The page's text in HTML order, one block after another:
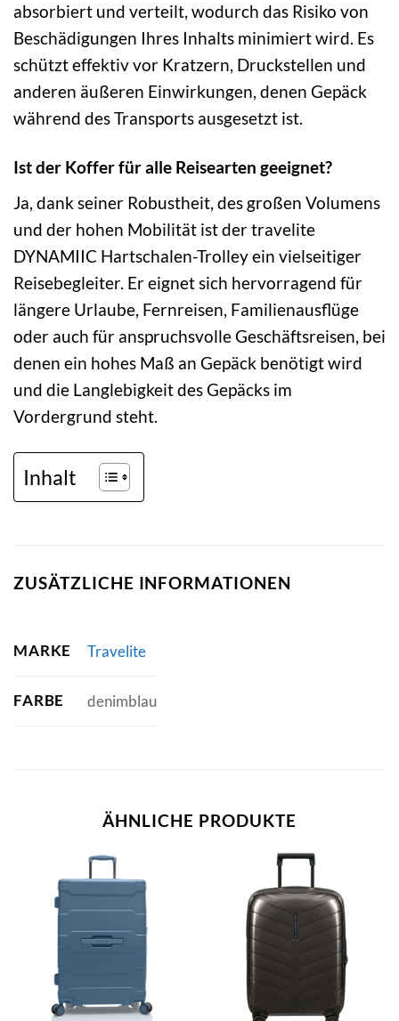
absorbiert und verteilt, wodurch das Risiko von
Beschädigungen Ihres Inhalts minimiert wird. Es
schützt effektiv vor Kratzern, Druckstellen und
anderen äußeren Einwirkungen, denen Gepäck
während des Transports ausgesetzt ist.
Ist der Koffer für alle Reisearten geeignet?
Ja, dank seiner Robustheit, des großen Volumens
und der hohen Mobilität ist der travelite
DYNAMIIC Hartschalen-Trolley ein vielseitiger
Reisebegleiter. Er eignet sich hervorragend für
längere Urlaube, Fernreisen, Familienausflüge
oder auch für anspruchsvolle Geschäftsreisen, bei
denen ein hohes Maß an Gepäck benötigt wird
und die Langlebigkeit des Gepäcks im
Vordergrund steht.
Inhalt
ZUSÄTZLICHE INFORMATIONEN
MARKE Travelite
FARBE denimblau
ÄHNLICHE PRODUKTE